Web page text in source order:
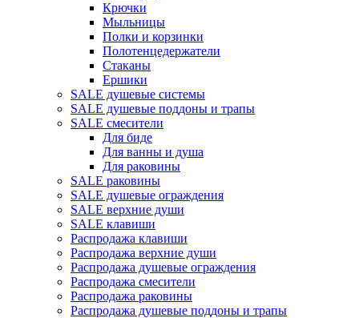
Крючки
Мыльницы
Полки и корзинки
Полотенцедержатели
Стаканы
Ершики
SALE душевые системы
SALE душевые поддоны и трапы
SALE смесители
Для биде
Для ванны и душа
Для раковины
SALE раковины
SALE душевые ограждения
SALE верхние души
SALE клавиши
Распродажа клавиши
Распродажа верхние души
Распродажа душевые ограждения
Распродажа смесители
Распродажа раковины
Распродажа душевые поддоны и трапы